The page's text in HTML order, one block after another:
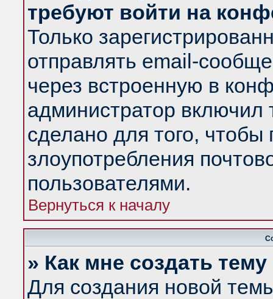
требуют войти на
Только
отправлять email-
через встроенную в
администратор
сделано для того, чтобы
злоупотребления
пользователями.
Вернуться к началу
» Как мне создать
Для создания новой